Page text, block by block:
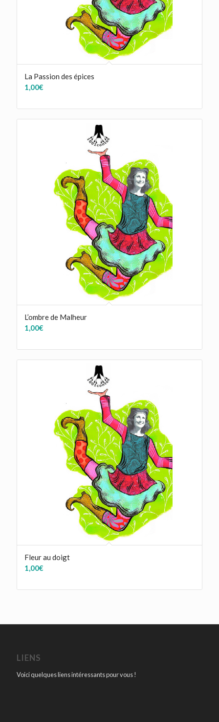
La Passion des épices
1,00€
L’ombre de Malheur
1,00€
Fleur au doigt
1,00€
LIENS
Voici quelques liens intéressants pour vous !